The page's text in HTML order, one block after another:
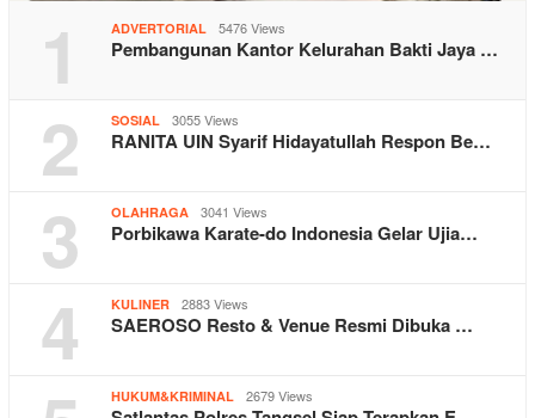
1 ADVERTORIAL 5476 Views
Pembangunan Kantor Kelurahan Bakti Jaya …
2 SOSIAL 3055 Views
RANITA UIN Syarif Hidayatullah Respon Be…
3 OLAHRAGA 3041 Views
Porbikawa Karate-do Indonesia Gelar Ujia…
4 KULINER 2883 Views
SAEROSO Resto & Venue Resmi Dibuka …
HUKUM&KRIMINAL 2679 Views